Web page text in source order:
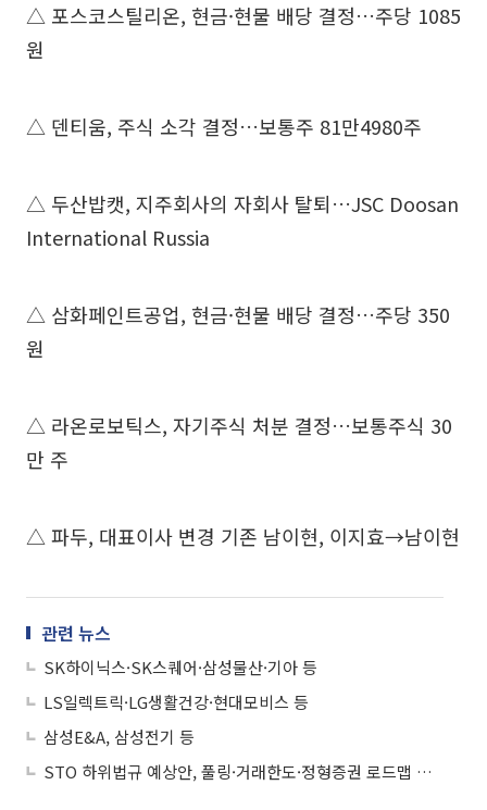
△ 포스코스틸리온, 현금·현물 배당 결정…주당 1085
원
△ 덴티움, 주식 소각 결정…보통주 81만4980주
△ 두산밥캣, 지주회사의 자회사 탈퇴…JSC Doosan
International Russia
△ 삼화페인트공업, 현금·현물 배당 결정…주당 350
원
△ 라온로보틱스, 자기주식 처분 결정…보통주식 30
만 주
△ 파두, 대표이사 변경 기존 남이현, 이지효→남이현
관련 뉴스
SK하이닉스·SK스퀘어·삼성물산·기아 등
LS일렉트릭·LG생활건강·현대모비스 등
삼성E&A, 삼성전기 등
STO 하위법규 예상안, 풀링·거래한도·정형증권 로드맵 제시